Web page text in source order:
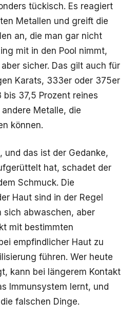
tückisch. Es reagiert
Metallen und greift die
an, die man gar nicht
mit in den Pool nimmt,
sicher. Das gilt auch für
Karats, 333er oder 375er
37,5 Prozent reines
Metalle, die
können.
und das ist der Gedanke,
hat, schadet der
Schmuck. Die
Haut sind in der Regel
sich abwaschen, aber
mit bestimmten
empfindlicher Haut zu
führen. Wer heute
kann bei längerem Kontakt
Immunsystem lernt, und
falschen Dinge.